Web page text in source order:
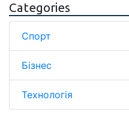
Categories
Спорт
Бізнес
Технологія